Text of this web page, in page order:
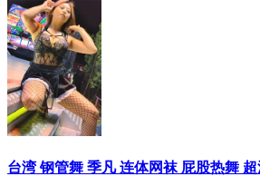
台湾 钢管舞 季凡 连体网袜 屁股热舞